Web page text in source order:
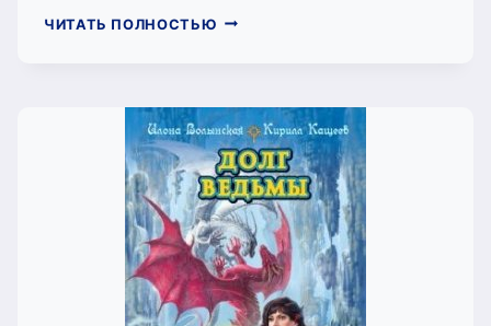
ЧИТАТЬ ПОЛНОСТЬЮ АККАД
АДЕПТКА
ХАОСА
—
2Ч
(ЛИНА
АЛФЕЕВА)